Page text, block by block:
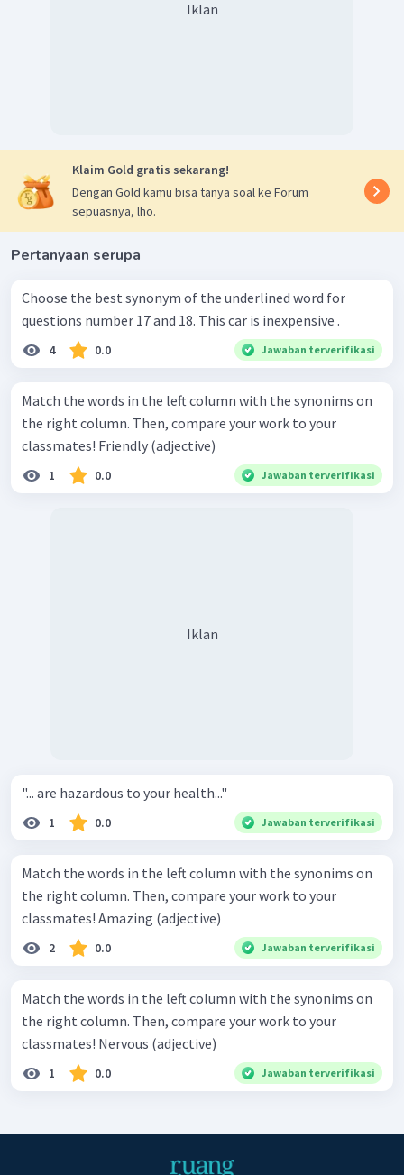
Iklan
Klaim Gold gratis sekarang!
Dengan Gold kamu bisa tanya soal ke Forum
sepuasnya, lho.
Pertanyaan serupa
Choose the best synonym of the underlined word for
questions number 17 and 18. This car is inexpensive .
4 0.0 Jawaban terverifikasi
Match the words in the left column with the synonims on
the right column. Then, compare your work to your
classmates! Friendly (adjective)
1 0.0 Jawaban terverifikasi
Iklan
"... are hazardous to your health..."
1 0.0 Jawaban terverifikasi
Match the words in the left column with the synonims on
the right column. Then, compare your work to your
classmates! Amazing (adjective)
2 0.0 Jawaban terverifikasi
Match the words in the left column with the synonims on
the right column. Then, compare your work to your
classmates! Nervous (adjective)
1 0.0 Jawaban terverifikasi